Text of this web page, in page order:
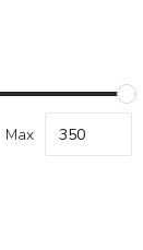
Max